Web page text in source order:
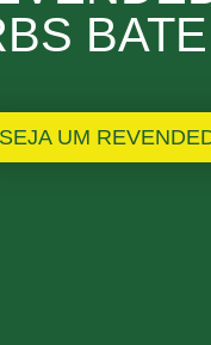
SEJA UM